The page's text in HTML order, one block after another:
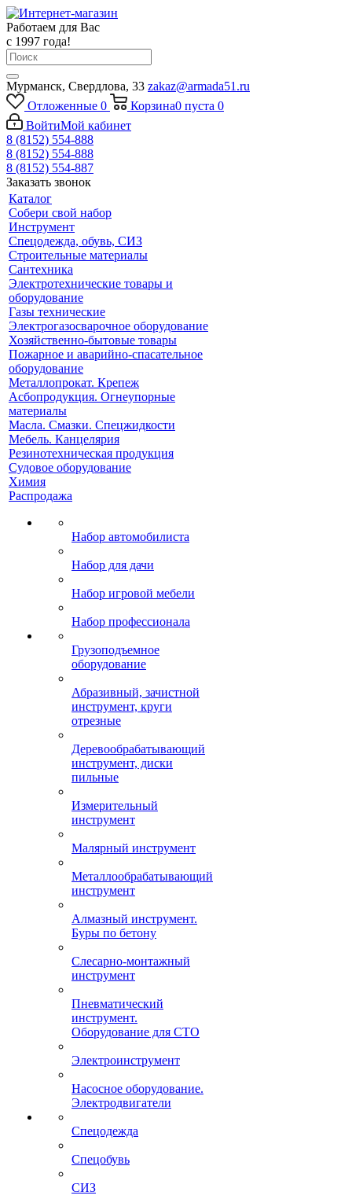
Работаем для Вас
с 1997 года!
Мурманск, Свердлова, 33 zakaz@armada51.ru
Отложенные 0 Корзина0 пуста 0
ВойтиМой кабинет
8 (8152) 554-888
8 (8152) 554-888
8 (8152) 554-887
Заказать звонок
Каталог
Собери свой набор
Инструмент
Спецодежда, обувь, СИЗ
Строительные материалы
Сантехника
Электротехнические товары и
оборудование
Газы технические
Электрогазосварочное оборудование
Хозяйственно-бытовые товары
Пожарное и аварийно-спасательное
оборудование
Металлопрокат. Крепеж
Асбопродукция. Огнеупорные
материалы
Масла. Смазки. Спецжидкости
Мебель. Канцелярия
Резинотехническая продукция
Судовое оборудование
Химия
Распродажа
Набор автомобилиста
Набор для дачи
Набор игровой мебели
Набор профессионала
Грузоподъемное
оборудование
Абразивный, зачистной
инструмент, круги
отрезные
Деревообрабатывающий
инструмент, диски
пильные
Измерительный
инструмент
Малярный инструмент
Металлообрабатывающий
инструмент
Алмазный инструмент.
Буры по бетону
Слесарно-монтажный
инструмент
Пневматический
инструмент.
Оборудование для СТО
Электроинструмент
Насосное оборудование.
Электродвигатели
Спецодежда
Спецобувь
СИЗ